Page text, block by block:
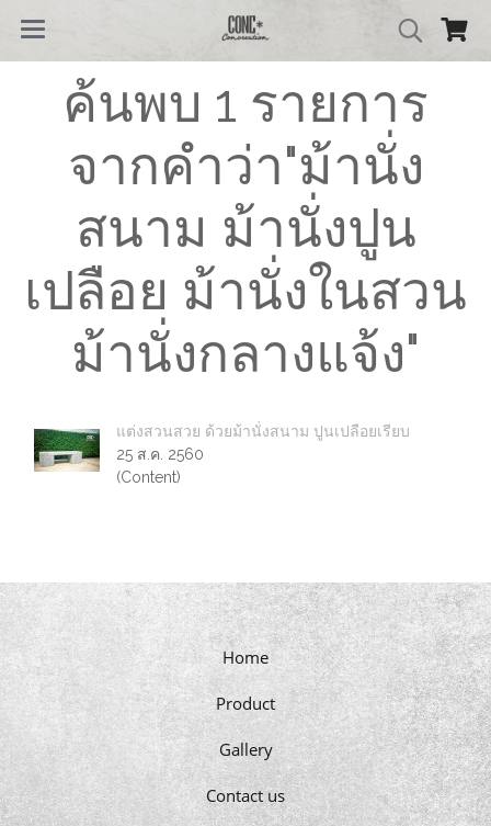
ค้นพบ 1 รายการ
จากคำว่า"ม้านั่ง
สนาม ม้านั่งปูน
เปลือย ม้านั่งในสวน
ม้านั่งกลางแจ้ง"
แต่งสวนสวย ด้วยม้านั่งสนาม ปูนเปลือยเรียบ
25 ส.ค. 2560
(Content)
Home
Product
Gallery
Contact us